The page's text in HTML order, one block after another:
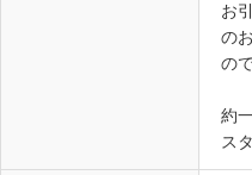
お
の
の
約
ス